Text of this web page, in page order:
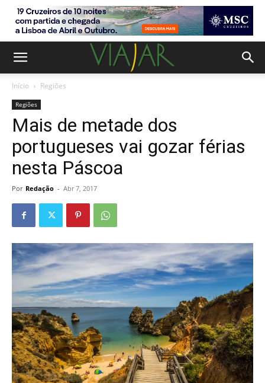
Início Regiões
Regiões
Mais de metade dos
portugueses vai gozar férias
nesta Páscoa
Por Redação - Abr 7, 2017